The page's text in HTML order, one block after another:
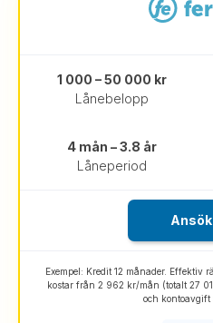
Lånebelopp
1 000 – 50 000 kr
Låneperiod
4 mån – 3.8 år
Exempel: Kredit 12 månader.
kostar från 2 962 kr/mån (totalt 27
och kontoavgift